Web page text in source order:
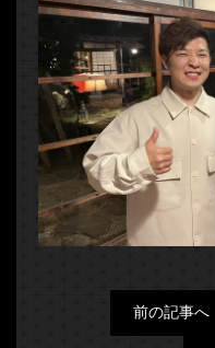
前の記事へ